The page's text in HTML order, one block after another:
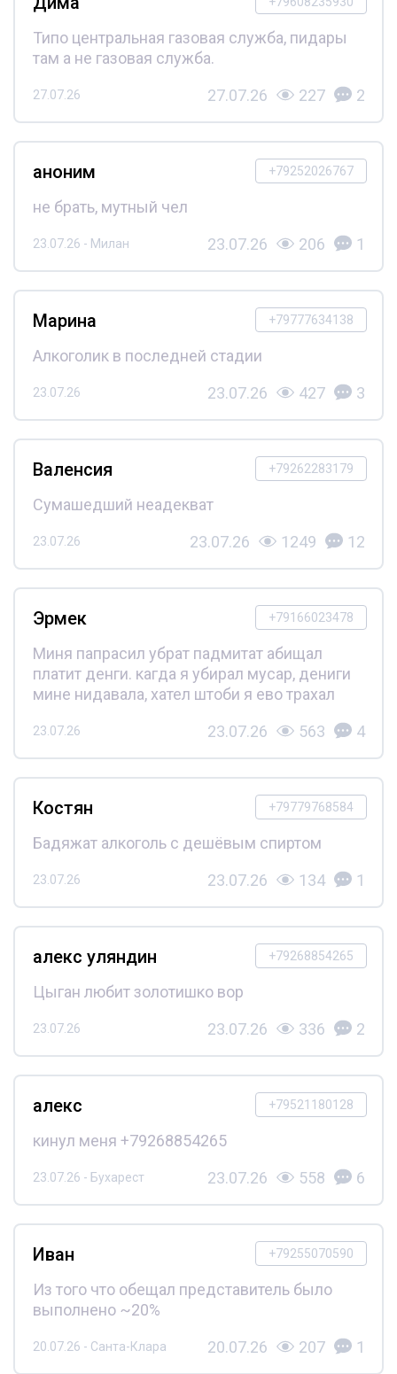
Типо центральная газовая служба, пидары
там а не газовая служба.
27.07.26 27.07.26 227 2
+79252026767
аноним
не брать, мутный чел
23.07.26 - Милан 23.07.26 206 1
+79777634138
Марина
Алкоголик в последней стадии
23.07.26 23.07.26 427 3
+79262283179
Валенсия
Сумашедший неадекват
23.07.26 23.07.26 1249 12
+79166023478
Эрмек
Миня папрасил убрат падмитат абищал
платит денги. кагда я убирал мусар, дениги
мине нидавала, хател штоби я ево трахал
23.07.26 23.07.26 563 4
+79779768584
Костян
Бадяжат алкоголь с дешёвым спиртом
23.07.26 23.07.26 134 1
+79268854265
алекс уляндин
Цыган любит золотишко вор
23.07.26 23.07.26 336 2
+79521180128
алекс
кинул меня +79268854265
23.07.26 - Бухарест 23.07.26 558 6
+79255070590
Иван
Из того что обещал представитель было
выполнено ~20%
20.07.26 - Санта-Клара 20.07.26 207 1